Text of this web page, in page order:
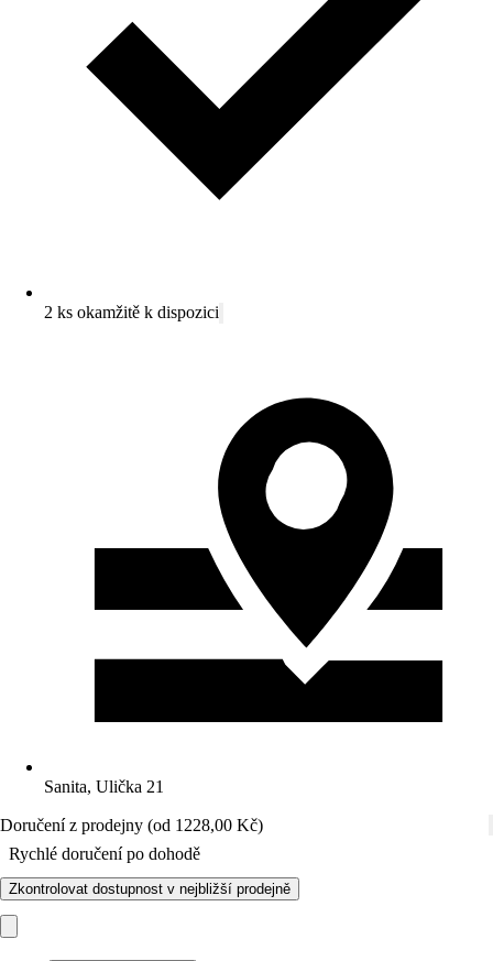
2 ks okamžitě k dispozici
Sanita, Ulička 21
Doručení z prodejny (od 1228,00 Kč)
Rychlé doručení po dohodě
Zkontrolovat dostupnost v nejbližší prodejně